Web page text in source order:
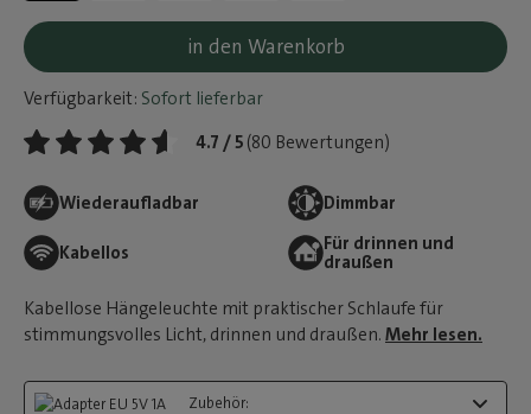
in den Warenkorb
Verfügbarkeit: Sofort lieferbar
4.7 / 5 (80 Bewertungen)
Wiederaufladbar Dimmbar
Kabellos
Für drinnen und
draußen
Kabellose Hängeleuchte mit praktischer Schlaufe für
stimmungsvolles Licht, drinnen und draußen. Mehr lesen.
Zubehör: